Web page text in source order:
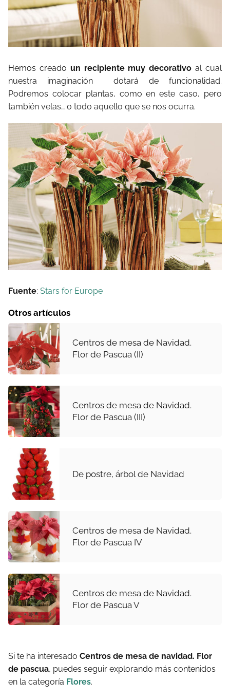
Hemos creado un recipiente muy decorativo al cual
nuestra imaginación dotará de funcionalidad.
Podremos colocar plantas, como en este caso, pero
también velas… o todo aquello que se nos ocurra.
Fuente: Stars for Europe
Otros artículos
Centros de mesa de Navidad.
Flor de Pascua (II)
Centros de mesa de Navidad.
Flor de Pascua (III)
De postre, árbol de Navidad
Centros de mesa de Navidad.
Flor de Pascua IV
Centros de mesa de Navidad.
Flor de Pascua V
Si te ha interesado Centros de mesa de navidad. Flor
de pascua, puedes seguir explorando más contenidos
en la categoría Flores.